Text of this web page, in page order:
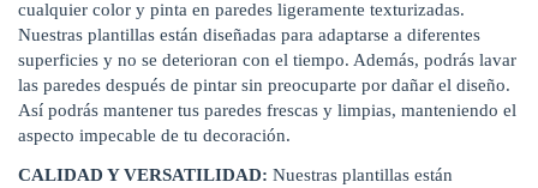
cualquier color y pinta en paredes ligeramente texturizadas.
Nuestras plantillas están diseñadas para adaptarse a diferentes
superficies y no se deterioran con el tiempo. Además, podrás lavar
las paredes después de pintar sin preocuparte por dañar el diseño.
Así podrás mantener tus paredes frescas y limpias, manteniendo el
aspecto impecable de tu decoración.
CALIDAD Y VERSATILIDAD: Nuestras plantillas están